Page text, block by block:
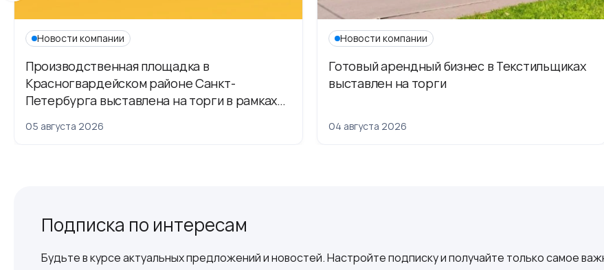
Новости компании
Производственная площадка в
Красногвардейском районе Санкт-
Петербурга выставлена на торги в рамках
05 августа 2026
Новости компании
Готовый арендный бизнес в Текстильщиках
выставлен на торги
04 августа 2026
Подписка по интересам
Будьте в курсе актуальных предложений и новостей. Настройте подписку и получайте только самое